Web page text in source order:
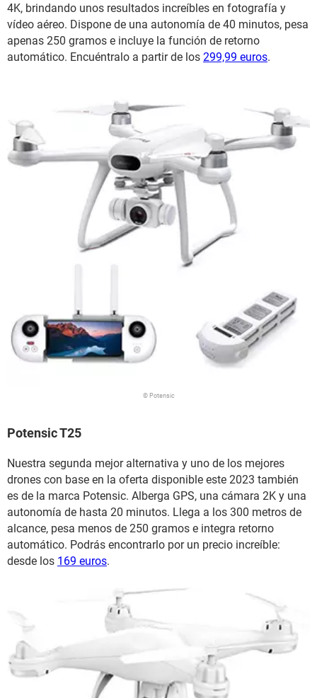
4K, brindando unos resultados increíbles en fotografía y
vídeo aéreo. Dispone de una autonomía de 40 minutos, pesa
apenas 250 gramos e incluye la función de retorno
automático. Encuéntralo a partir de los 299,99 euros.
© Potensic
Potensic T25
Nuestra segunda mejor alternativa y uno de los mejores
drones con base en la oferta disponible este 2023 también
es de la marca Potensic. Alberga GPS, una cámara 2K y una
autonomía de hasta 20 minutos. Llega a los 300 metros de
alcance, pesa menos de 250 gramos e integra retorno
automático. Podrás encontrarlo por un precio increíble:
desde los 169 euros.